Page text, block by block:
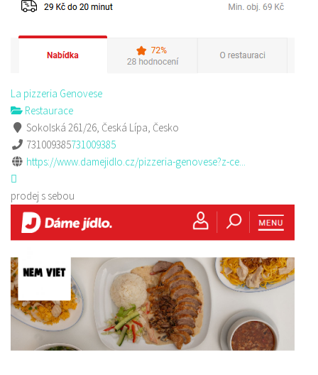
La pizzeria Genovese
Restaurace
Sokolská 261/26, Česká Lípa, Česko
731009385731009385
https://www.damejidlo.cz/pizzeria-genovese?z-ce...
prodej s sebou